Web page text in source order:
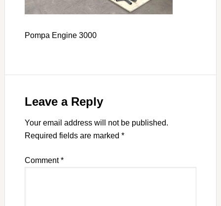
Pompa Engine 3000
Leave a Reply
Your email address will not be published.
Required fields are marked *
Comment*